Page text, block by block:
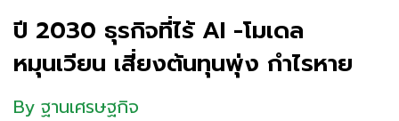
ปี 2030 ธุรกิจที่ไร้ AI -โมเดล
หมุนเวียน เสี่ยงต้นทุนพุ่ง กำไรหาย
By ฐานเศรษฐกิจ